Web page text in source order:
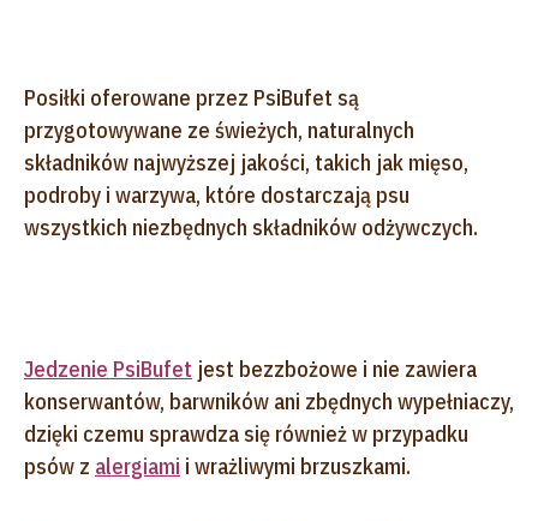
Posiłki oferowane przez PsiBufet są
przygotowywane ze świeżych, naturalnych
składników najwyższej jakości, takich jak mięso,
podroby i warzywa, które dostarczają psu
wszystkich niezbędnych składników odżywczych.
Jedzenie PsiBufet jest bezzbożowe i nie zawiera
konserwantów, barwników ani zbędnych wypełniaczy,
dzięki czemu sprawdza się również w przypadku
psów z alergiami i wrażliwymi brzuszkami.